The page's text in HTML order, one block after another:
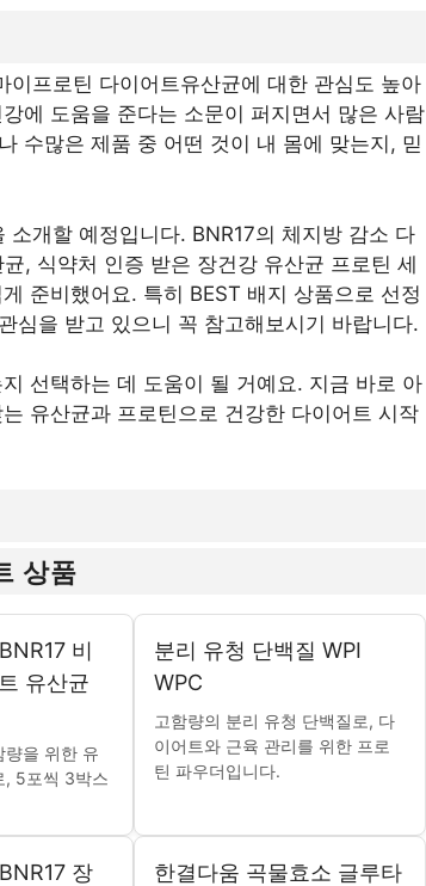
프로틴 다이어트유산균에 대한 관심도 높아
에 도움을 준다는 소문이 퍼지면서 많은 사람
수많은 제품 중 어떤 것이 내 몸에 맞는지, 믿
개할 예정입니다. BNR17의 체지방 감소 다
, 식약처 인증 받은 장건강 유산균 프로틴 세
준비했어요. 특히 BEST 배지 상품으로 선정
심을 받고 있으니 꼭 참고해보시기 바랍니다.
선택하는 데 도움이 될 거예요. 지금 바로 아
유산균과 프로틴으로 건강한 다이어트 시작
상품
비
유산균
량을 위한 유
, 5포씩 3박스
분리 유청 단백질 WPI
WPC
고함량의 분리 유청 단백질로, 다
이어트와 근육 관리를 위한 프로
틴 파우더입니다.
장
한결다움 곡물효소 글루타